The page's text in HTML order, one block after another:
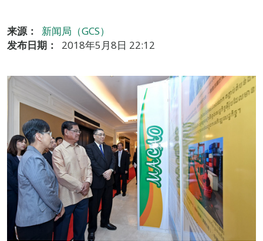
来源：
新闻局（GCS）
发布日期：
2018年5月8日 22:12